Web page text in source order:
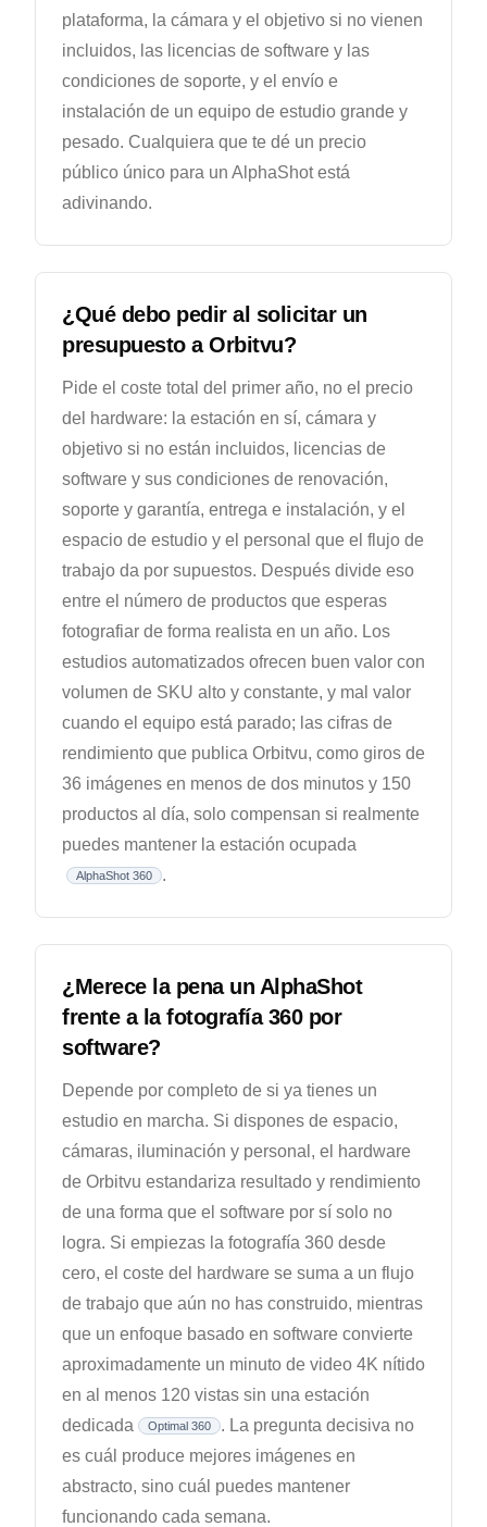
plataforma, la cámara y el objetivo si no vienen
incluidos, las licencias de software y las
condiciones de soporte, y el envío e
instalación de un equipo de estudio grande y
pesado. Cualquiera que te dé un precio
público único para un AlphaShot está
adivinando.
¿Qué debo pedir al solicitar un
presupuesto a Orbitvu?
Pide el coste total del primer año, no el precio
del hardware: la estación en sí, cámara y
objetivo si no están incluidos, licencias de
software y sus condiciones de renovación,
soporte y garantía, entrega e instalación, y el
espacio de estudio y el personal que el flujo de
trabajo da por supuestos. Después divide eso
entre el número de productos que esperas
fotografiar de forma realista en un año. Los
estudios automatizados ofrecen buen valor con
volumen de SKU alto y constante, y mal valor
cuando el equipo está parado; las cifras de
rendimiento que publica Orbitvu, como giros de
36 imágenes en menos de dos minutos y 150
productos al día, solo compensan si realmente
puedes mantener la estación ocupada
AlphaShot 360 .
¿Merece la pena un AlphaShot
frente a la fotografía 360 por
software?
Depende por completo de si ya tienes un
estudio en marcha. Si dispones de espacio,
cámaras, iluminación y personal, el hardware
de Orbitvu estandariza resultado y rendimiento
de una forma que el software por sí solo no
logra. Si empiezas la fotografía 360 desde
cero, el coste del hardware se suma a un flujo
de trabajo que aún no has construido, mientras
que un enfoque basado en software convierte
aproximadamente un minuto de video 4K nítido
en al menos 120 vistas sin una estación
dedicada
Optimal 360
. La pregunta decisiva no
es cuál produce mejores imágenes en
abstracto, sino cuál puedes mantener
funcionando cada semana.